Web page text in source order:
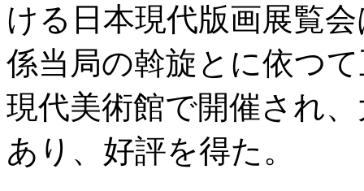
ける日本現代版画展覧
係当局の斡旋とに依つ
現代美術館で開催され
あり、好評を得た。